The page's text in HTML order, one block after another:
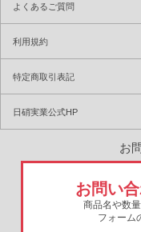
よくあるご質問
利用規約
特定商取引表記
日硝実業公式HP
お
お問い
商品名や数
フォーム